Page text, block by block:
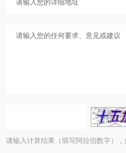
请输入计算结果（填写阿拉伯数字）